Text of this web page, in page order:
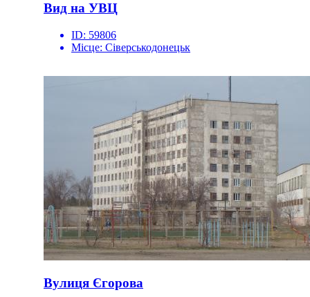
Вид на УВЦ
ID: 59806
Місце: Сіверськодонецьк
Вулиця Єгорова